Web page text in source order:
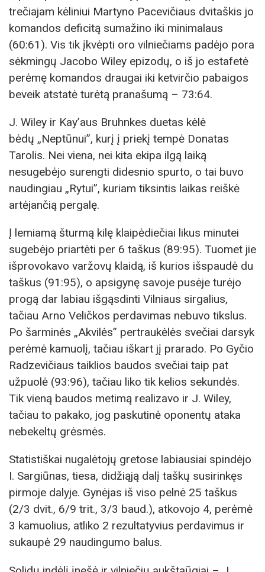
trečiajam kėliniui Martyno Pacevičiaus dvitaškis jo
komandos deficitą sumažino iki minimalaus
(60:61). Vis tik įkvėpti oro vilniečiams padėjo pora
sėkmingų Jacobo Wiley epizodų, o iš jo estafetė
perėmę komandos draugai iki ketvirčio pabaigos
beveik atstatė turėtą pranašumą – 73:64.
J. Wiley ir Kay’aus Bruhnkes duetas kėlė
bėdų „Neptūnui”, kurį į priekį tempė Donatas
Tarolis. Nei viena, nei kita ekipa ilgą laiką
nesugebėjo surengti didesnio spurto, o tai buvo
naudingiau „Rytui”, kuriam tiksintis laikas reiškė
artėjančią pergalę.
Į lemiamą šturmą kilę klaipėdiečiai likus minutei
sugebėjo priartėti per 6 taškus (89:95). Tuomet jie
išprovokavo varžovų klaidą, iš kurios išspaudė du
taškus (91:95), o apsigynę savoje pusėje turėjo
progą dar labiau išgąsdinti Vilniaus sirgalius,
tačiau Arno Veličkos perdavimas nebuvo tikslus.
Po šarminės „Akvilės” pertraukėlės svečiai darsyk
perėmė kamuolį, tačiau iškart jį prarado. Po Gyčio
Radzevičiaus taiklios baudos svečiai taip pat
užpuolė (93:96), tačiau liko tik kelios sekundės.
Tik vieną baudos metimą realizavo ir J. Wiley,
tačiau to pakako, jog paskutinė oponentų ataka
nebekeltų grėsmės.
Statistiškai nugalėtojų gretose labiausiai spindėjo
I. Sargiūnas, tiesa, didžiąją dalį taškų susirinkęs
pirmoje dalyje. Gynėjas iš viso pelnė 25 taškus
(2/3 dvit., 6/9 trit., 3/3 baud.), atkovojo 4, perėmė
3 kamuolius, atliko 2 rezultatyvius perdavimus ir
sukaupė 29 naudingumo balus.